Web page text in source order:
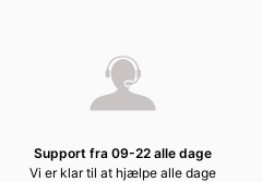
Support fra 09-22 alle dage
Vi er klar til at hjælpe alle dage